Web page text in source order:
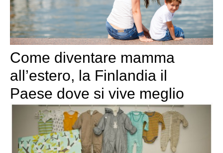
Come diventare mamma
all’estero, la Finlandia il
Paese dove si vive meglio